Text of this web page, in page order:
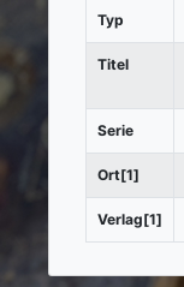
Typ
Titel
Serie
Ort[1]
Verlag[1]